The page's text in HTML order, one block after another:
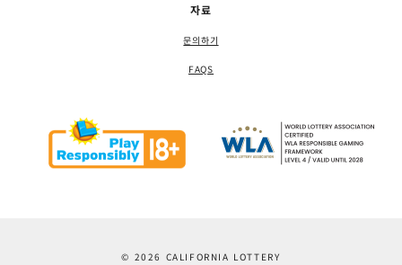
자료
문의하기
FAQS
© 2026 CALIFORNIA LOTTERY